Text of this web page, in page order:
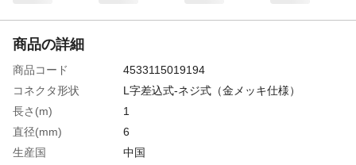
商品の詳細
商品コード
4533115019194
コネクタ形状
L字差込式-ネジ式（金メッキ仕様）
長さ(m)
1
直径(mm)
6
生産国
中国